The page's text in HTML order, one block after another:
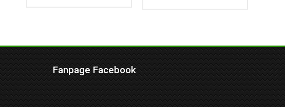
Fanpage Facebook